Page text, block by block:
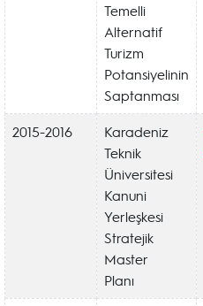
Temelli
Alternatif
Turizm
Potansiyelinin
Saptanması
2015-2016
Karadeniz
Teknik
Üniversitesi
Kanuni
Yerleşkesi
Stratejik
Master
Planı